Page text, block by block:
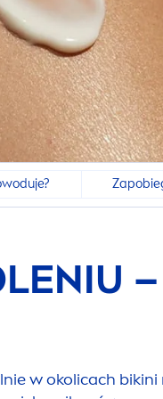
w okolicach